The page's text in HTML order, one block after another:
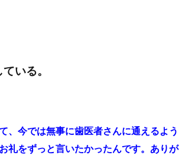
いる。
、今では無事に歯医者さんに通えるよう
礼をずっと言いたかったんです。ありが